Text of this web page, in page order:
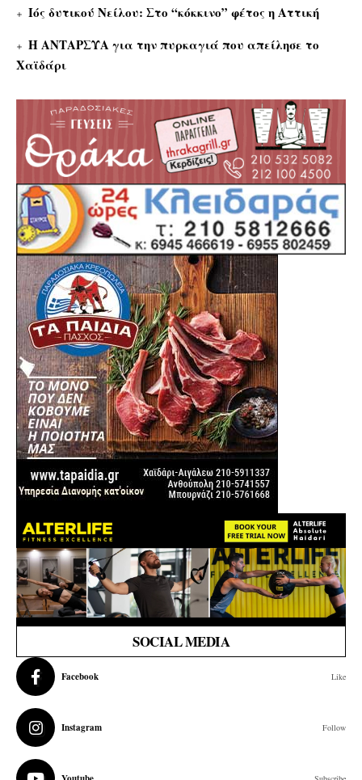
Ιός δυτικού Νείλου: Στο “κόκκινο” φέτος η Αττική
Η ΑΝΤΑΡΣΥΑ για την πυρκαγιά που απείλησε το
Χαϊδάρι
SOCIAL MEDIA
Facebook Like
Instagram Follow